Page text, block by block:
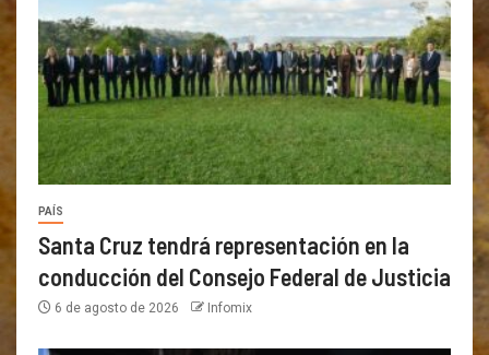
PAÍS
Santa Cruz tendrá representación en la
conducción del Consejo Federal de Justicia
6 de agosto de 2026 Infomix